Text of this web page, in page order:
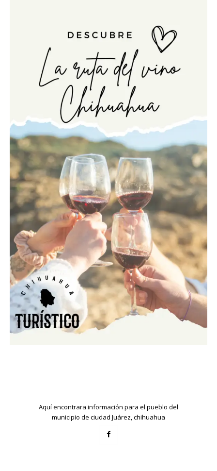
Aquí encontrara información para el pueblo del
municipio de ciudad Juárez, chihuahua